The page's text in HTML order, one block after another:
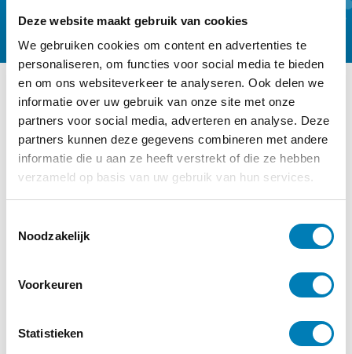
Deze website maakt gebruik van cookies
We gebruiken cookies om content en advertenties te
personaliseren, om functies voor social media te bieden
en om ons websiteverkeer te analyseren. Ook delen we
informatie over uw gebruik van onze site met onze
partners voor social media, adverteren en analyse. Deze
partners kunnen deze gegevens combineren met andere
informatie die u aan ze heeft verstrekt of die ze hebben
verzameld op basis van uw gebruik van hun services.
Noodzakelijk
Voorkeuren
Statistieken
Ander interessant nieuws
Categorie:Baby, Ouderschap,
Zwangerschap